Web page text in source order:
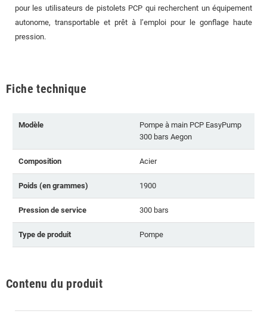
pour les utilisateurs de pistolets PCP qui recherchent un équipement
autonome, transportable et prêt à l’emploi pour le gonflage haute
pression.
Fiche technique
Modèle
Pompe à main PCP EasyPump
300 bars Aegon
Composition Acier
Poids (en grammes) 1900
Pression de service 300 bars
Type de produit Pompe
Contenu du produit